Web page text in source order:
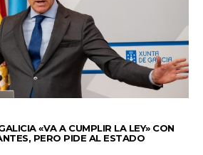
«VA A CUMPLIR LA LEY» CON
PERO PIDE AL ESTADO